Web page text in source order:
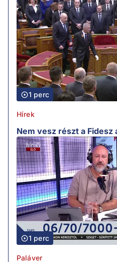
1 perc
Hírek
Nem vesz részt a Fidesz
1 perc
Paláver